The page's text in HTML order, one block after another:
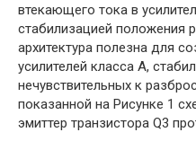
втекающего тока в
стабилизацией положения
архитектура полезна для
усилителей класса А,
нечувствительных к
показанной на Рисунке 1
эмиттер транзистора Q3